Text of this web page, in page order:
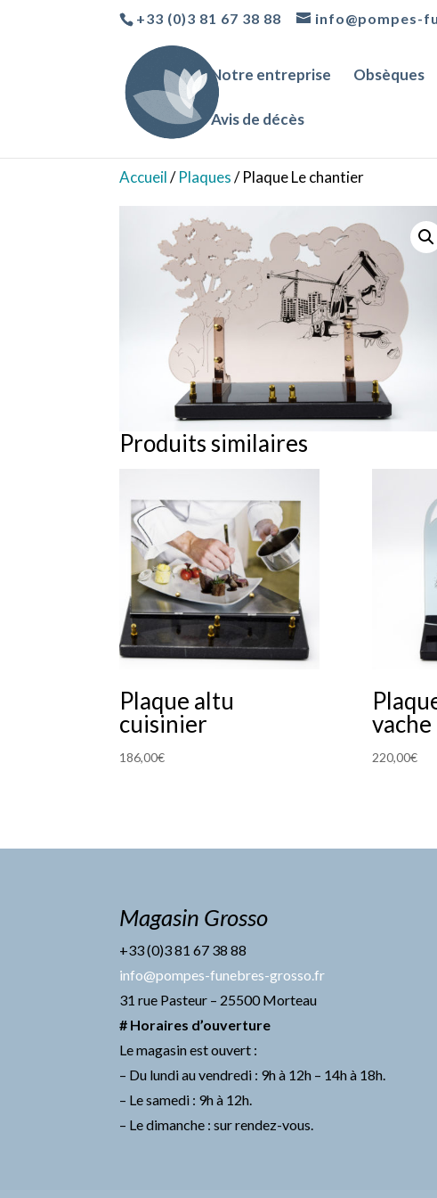
+33 (0)3 81 67 38 88 info@pompes-
Notre entreprise Obsèques
Avis de décès
Accueil/Plaques/ Plaque Le chantier
Produits similaires
Plaque altu
cuisinier
186,00€
vache
220,00€
Magasin Grosso
+33 (0)3 81 67 38 88
info@pompes-funebres-grosso.fr
31 rue Pasteur – 25500 Morteau
# Horaires d’ouverture
Le magasin est ouvert :
– Du lundi au vendredi : 9h à 12h – 14h à 18h.
– Le samedi : 9h à 12h.
– Le dimanche : sur rendez-vous.